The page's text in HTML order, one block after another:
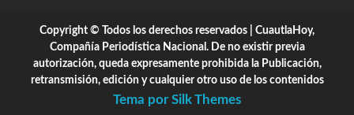
Copyright © Todos los derechos reservados | CuautlaHoy,
Compañía Periodística Nacional. De no existir previa
autorización, queda expresamente prohibida la Publicación,
retransmisión, edición y cualquier otro uso de los contenidos
Tema por Silk Themes